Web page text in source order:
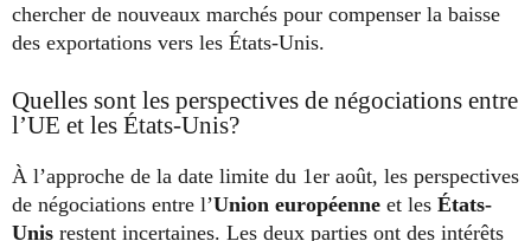
chercher de nouveaux marchés pour compenser la baisse
des exportations vers les États-Unis.
Quelles sont les perspectives de négociations entre
l’UE et les États-Unis?
À l’approche de la date limite du 1er août, les perspectives
de négociations entre l’Union européenne et les États-
Unis restent incertaines. Les deux parties ont des intérêts